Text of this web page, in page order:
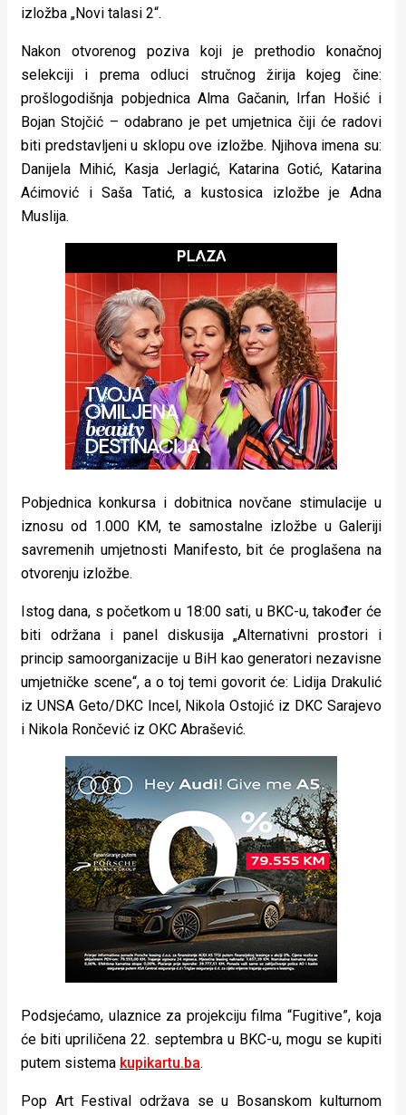
pokretu
koje
rade
Urban
Aktivizam
Aktuelnosti
izložba „Novi talasi 2“.
Nakon otvorenog poziva koji je prethodio konačnoj
selekciji i prema odluci stručnog žirija kojeg čine:
prošlogodišnja pobjednica Alma Gačanin, Irfan Hošić i
Bojan Stojčić – odabrano je pet umjetnica čiji će radovi
biti predstavljeni u sklopu ove izložbe. Njihova imena su:
Danijela Mihić, Kasja Jerlagić, Katarina Gotić, Katarina
Aćimović i Saša Tatić, a kustosica izložbe je Adna
Muslija.
Pobjednica konkursa i dobitnica novčane stimulacije u
iznosu od 1.000 KM, te samostalne izložbe u Galeriji
savremenih umjetnosti Manifesto, bit će proglašena na
otvorenju izložbe.
Istog dana, s početkom u 18:00 sati, u BKC-u, također će
biti održana i panel diskusija „Alternativni prostori i
princip samoorganizacije u BiH kao generatori nezavisne
umjetničke scene“, a o toj temi govorit će: Lidija Drakulić
iz UNSA Geto/DKC Incel, Nikola Ostojić iz DKC Sarajevo
i Nikola Rončević iz OKC Abrašević.
Podsjećamo, ulaznice za projekciju filma “Fugitive”, koja
će biti upriličena 22. septembra u BKC-u, mogu se kupiti
putem sistema kupikartu.ba.
Pop Art Festival održava se u Bosanskom kulturnom